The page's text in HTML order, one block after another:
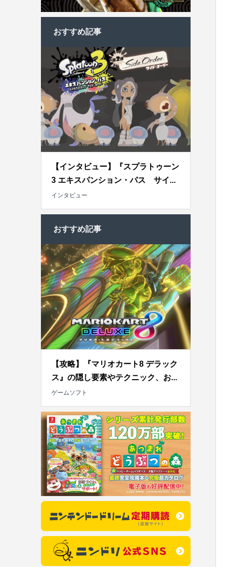
おすすめ記事
【インタビュー】『スプラトゥーン
3 エキスパンション・パス サイ...
インタビュー
おすすめ記事
【攻略】『マリオカート8 デラック
ス』の隠し要素やテクニック、お...
ゲームソフト